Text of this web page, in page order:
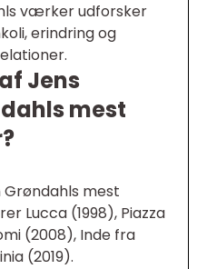
værker udforsker
erindring og
Jens
mest
Grøndahls mest
Lucca (1998), Piazza
(2008), Inde fra
(2019).